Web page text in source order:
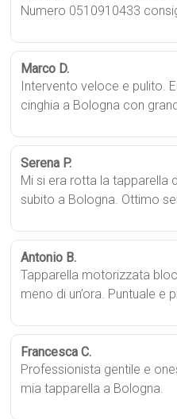
Numero 0510910433
Marco D.
Intervento veloce e pulito.
cinghia a Bologna con
Serena P.
Mi si era rotta la tapparella
subito a Bologna. Ottimo
Antonio B.
Tapparella motorizzata
meno di un’ora. Puntuale e
Francesca C.
Professionista gentile e
mia tapparella a Bologna.